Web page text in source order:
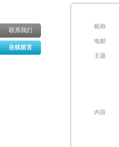
联系我们
在线留言
昵称
电邮
主题
内容